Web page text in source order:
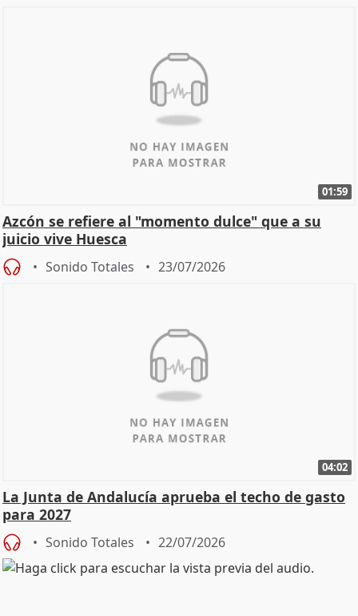
01:59
Azcón se refiere al "momento dulce" que a su
juicio vive Huesca
Sonido Totales 23/07/2026
04:02
La Junta de Andalucía aprueba el techo de gasto
para 2027
Sonido Totales 22/07/2026